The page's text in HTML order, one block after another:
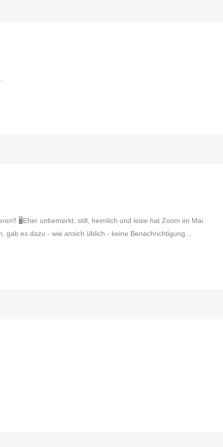
🖥Eher unbemerkt, still, heimlich und leise hat Zoom im Mai
es dazu - wie ansich üblich - keine Benachrichtigung...